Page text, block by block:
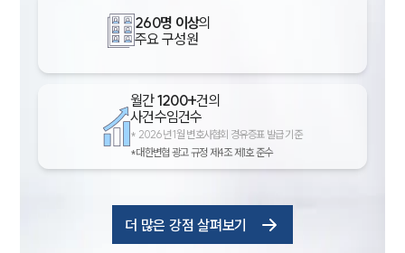
260명 이상의
주요 구성원
월간1200+건의
사건수임건수
* 2026년 1월 변호사협회 경유증표 발급 기준
*대한변협 광고 규정 제4조 제1호 준수
더 많은 강점 살펴보기